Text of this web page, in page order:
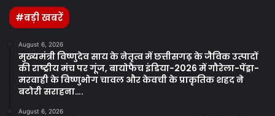
#बड़ी खबरें
August 6, 2026
मुख्यमंत्री विष्णुदेव साय के नेतृत्व में छत्तीसगढ़ के जैविक उत्पादों
की राष्ट्रीय मंच पर गूंज, बायोफैच इंडिया-2026 में गौरेला-पेंड्रा-
मरवाही के विष्णुभोग चावल और केवची के प्राकृतिक शहद ने
बटोरी सराहना….
August 6, 2026